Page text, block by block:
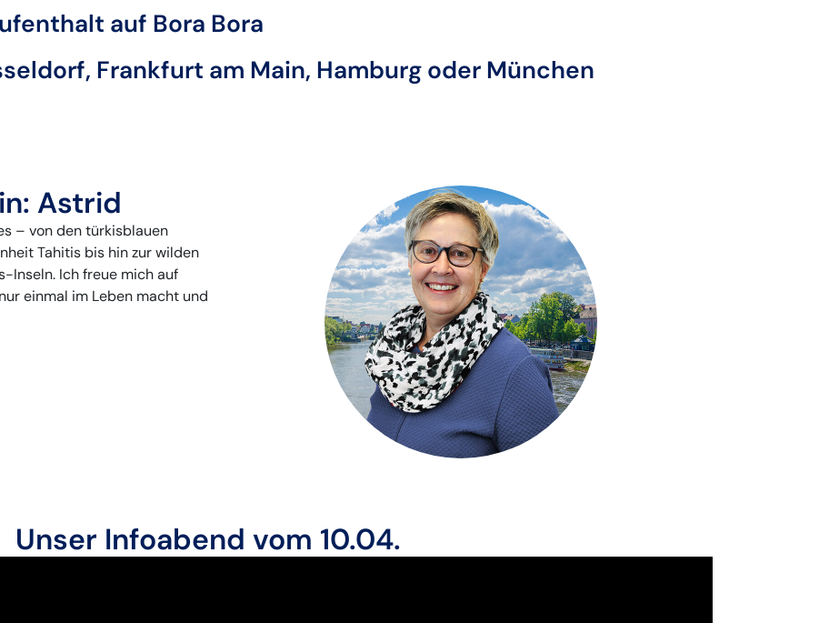
auf Bora Bora
Frankfurt am Main, Hamburg oder München
Astrid
– von den türkisblauen
Tahitis bis hin zur wilden
Inseln. Ich freue mich auf
einmal im Leben macht und
Unser Infoabend vom 10.04.